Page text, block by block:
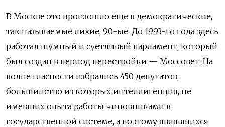
В Москве это произошло еще в демократические,
так называемые лихие, 90-ые. До 1993-го года здесь
работал шумный и суетливый парламент, который
был создан в период перестройки — Моссовет. На
волне гласности избрались 450 депутатов,
большинство из которых интеллигенция, не
имевших опыта работы чиновниками в
государственной системе, а поэтому являвшихся